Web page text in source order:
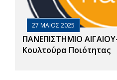
27 ΜΑΙΟΣ 2025
ΠΑΝΕΠΙΣΤΗΜΙΟ
Κουλτούρα Ποιότητας